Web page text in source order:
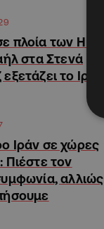
πλοία των ΗΠΑ
στα Στενά
το Ιράν
Ιράν σε χώρες
Πιέστε τον
αλλιώς